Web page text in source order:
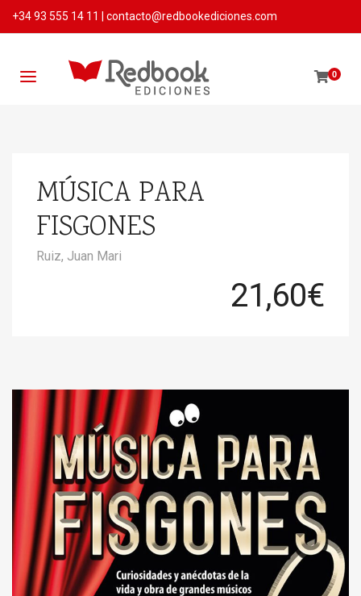
+34 93 555 14 11 contacto@redbookediciones.com
0
MÚSICA PARA
FISGONES
Ruiz, Juan Mari
21,60€